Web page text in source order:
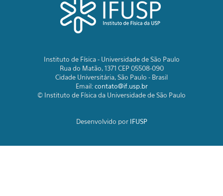
Instituto de Física - Universidade de São Paulo
Rua do Matão, 1371 CEP 05508-090
Cidade Universitária, São Paulo - Brasil
Email:contato@if.usp.br
© Instituto de Física da Universidade de São Paulo
Desenvolvido por IFUSP